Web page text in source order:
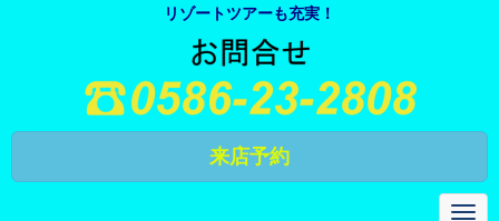
リゾートツアーも充実！
来店予約
N